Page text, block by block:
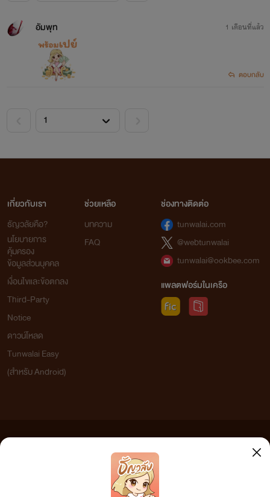
อัมพุท 1 เดือนที่แล้ว
ตอบกลับ
เกี่ยวกับเรา
ธัญวลัยคือ?
นโยบายการ
คุ้มครอง
ข้อมูลส่วนบุคคล
เงื่อนไขและข้อตกลง
Third-Party
Notice
ดาวน์โหลด
Tunwalai Easy
(สำหรับ Android)
ช่วยเหลือ
บทความ
FAQ
ช่องทางติดต่อ
tunwalai.com
@webtunwalai
tunwalai@ookbee.com
แพลตฟอร์มในเครือ
เว็บไซต์แห่งนี้ไม่ได้เห็นด้วยและไม่ขอรับผิดชอบต่อข้อความใดๆ ทั้งสิ้น ดังนั้นผู้อ่านทุกท่านโปรดใช้
วิจารณญาณในการกลั่นกรองด้วยตนเอง และหากท่านพบข้อความใดๆ ที่ขัดต่อกฎหมายและศีลธรรม
กรุณาแจ้งมาที่ tunwalai@ookbee.com เพื่อทีมงานจะได้ดำเนินการในทันที ทั้งนี้ ทางเว็บไซต์ขอสงวน